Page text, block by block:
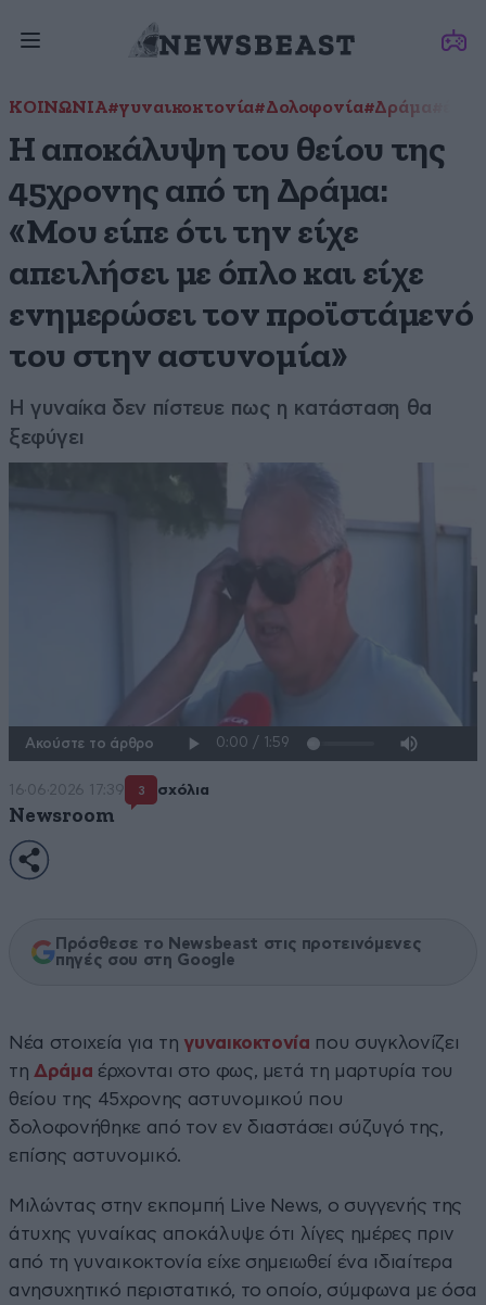
ΚΟΙΝΩΝΙΑ#γυναικοκτονία#Δολοφονία#Δράμα
Η αποκάλυψη του θείου της
45χρονης από τη Δράμα:
«Μου είπε ότι την είχε
απειλήσει με όπλο και είχε
ενημερώσει τον προϊστάμενό
του στην αστυνομία»
Η γυναίκα δεν πίστευε πως η κατάσταση θα
ξεφύγει
Ακούστε το άρθρο
16·06·2026 17:39 3 σχόλια
Newsroom
Πρόσθεσε το Newsbeast στις προτεινόμενες
πηγές σου στη Google
Νέα στοιχεία για τη γυναικοκτονία που συγκλονίζει
τη Δράμα έρχονται στο φως, μετά τη μαρτυρία του
θείου της 45χρονης αστυνομικού που
δολοφονήθηκε από τον εν διαστάσει σύζυγό της,
επίσης αστυνομικό.
Μιλώντας στην εκπομπή Live News, ο συγγενής της
άτυχης γυναίκας αποκάλυψε ότι λίγες ημέρες πριν
από τη γυναικοκτονία είχε σημειωθεί ένα ιδιαίτερα
ανησυχητικό περιστατικό, το οποίο, σύμφωνα με όσα